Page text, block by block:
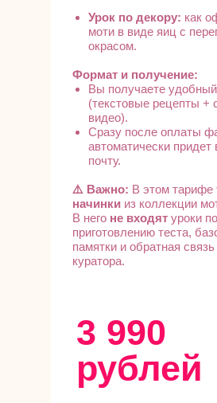
Урок по декору: как
моти в виде яиц с
окрасом.
Формат и получение:
Вы получаете
(текстовые рецепты +
видео).
Сразу после оплаты
автоматически придет
почту.
⚠️ Важно: В этом тарифе
начинки из коллекции
В него не входят уроки по
приготовлению теста,
памятки и обратная связь
куратора.
3 990
рублей